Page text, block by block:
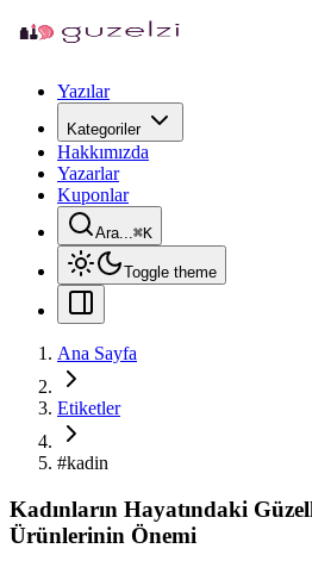
Yazılar
Kategoriler
Hakkımızda
Yazarlar
Kuponlar
Ara...⌘K
Toggle theme
Ana Sayfa
Etiketler
#kadin
Kadınların Hayatındaki
Ürünlerinin Önemi